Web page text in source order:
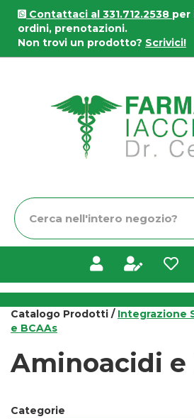
Passa
contenuto
principale
Contattaci al 331.712.2538 per
ordini, prenotazioni.
Non trovi un prodotto? Scrivici!
Cerca
Prodotto
Catalogo Prodotti / Integrazione
e BCAAs
Aminoacidi e
Categorie